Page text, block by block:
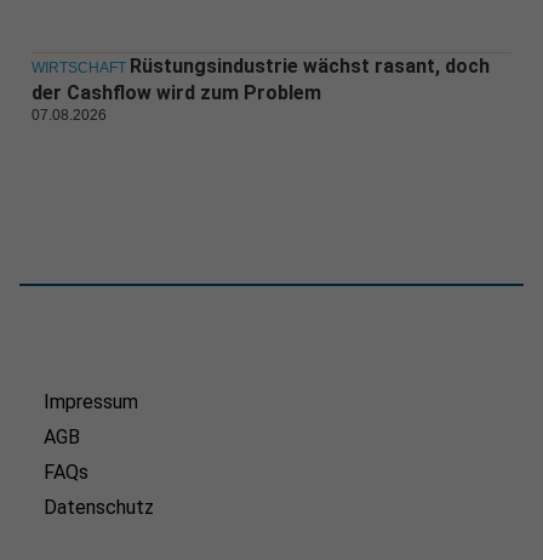
WIRTSCHAFT Rüstungsindustrie wächst rasant, doch
der Cashflow wird zum Problem
07.08.2026
Impressum
AGB
FAQs
Datenschutz